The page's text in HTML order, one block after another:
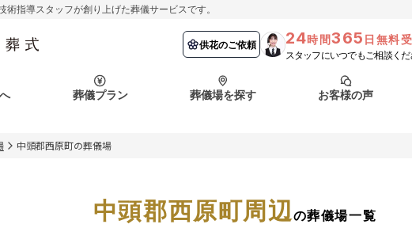
指導スタッフが創り上げた葬儀サービスです。
供花のご依頼 24時間365 日無料
スタッフにいつでもご相談く
ての方へ
葬儀プラン 葬儀場を探す
都
函館市
お客様の声
儀事例
の知識
ての方へ 納棺の儀とは？ 葬儀の流れ
都 埼玉県 千葉県
市
儀事例 お客様の声 よくある質問
の知識 供花のご依頼
中頭郡西原町の葬儀場
中頭郡西原町周辺 の葬儀場一覧